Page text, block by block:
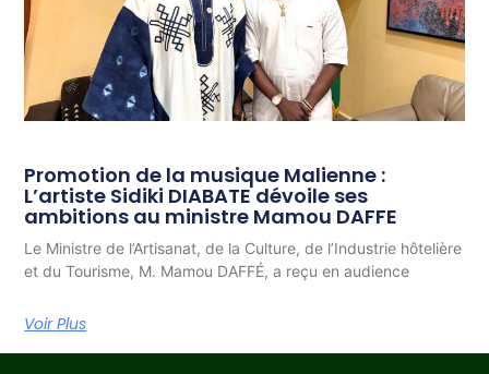
Promotion de la musique Malienne :
L’artiste Sidiki DIABATE dévoile ses
ambitions au ministre Mamou DAFFE
Le Ministre de l’Artisanat, de la Culture, de l’Industrie hôtelière
et du Tourisme, M. Mamou DAFFÉ, a reçu en audience
Voir Plus